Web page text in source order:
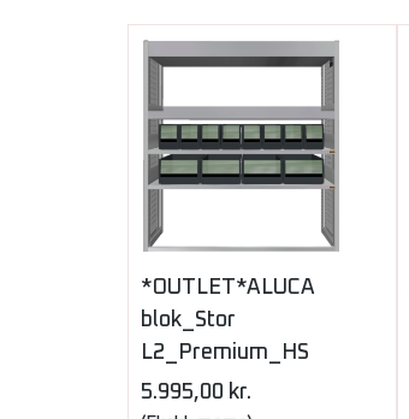
*OUTLET*ALUCA
blok_Stor
L2_Premium_HS
5.995,00 kr.